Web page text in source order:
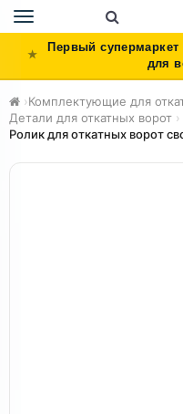
Toggle
navigation
Первый
для
›Комплектующие для
Детали для откатных ворот ›
Ролик для откатных ворот